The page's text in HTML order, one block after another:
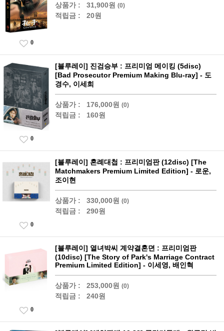
상품가 : 31,900원 (0)
적립금 : 20원
0
[블루레이] 진검승부 : 프리미엄 메이킹 (5disc)
[Bad Prosecutor Premium Making Blu-ray] - 도
경수, 이세희
상품가 : 176,000원 (0)
적립금 : 160원
0
[블루레이] 혼례대첩 : 프리미엄판 (12disc) [The
Matchmakers Premium Limited Edition] - 로운,
조이현
상품가 : 330,000원 (0)
적립금 : 290원
0
[블루레이] 열녀박씨 계약결혼뎐 : 프리미엄판
(10disc) [The Story of Park's Marriage Contract
Premium Limited Edition] - 이세영, 배인혁
상품가 : 253,000원 (0)
적립금 : 240원
0